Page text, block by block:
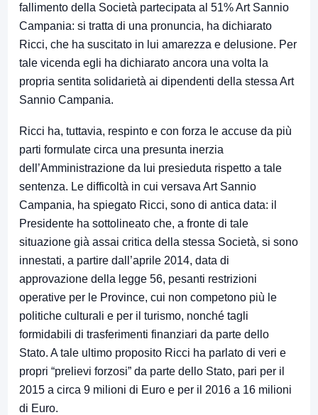
fallimento della Società partecipata al 51% Art Sannio
Campania: si tratta di una pronuncia, ha dichiarato
Ricci, che ha suscitato in lui amarezza e delusione. Per
tale vicenda egli ha dichiarato ancora una volta la
propria sentita solidarietà ai dipendenti della stessa Art
Sannio Campania.
Ricci ha, tuttavia, respinto e con forza le accuse da più
parti formulate circa una presunta inerzia
dell’Amministrazione da lui presieduta rispetto a tale
sentenza. Le difficoltà in cui versava Art Sannio
Campania, ha spiegato Ricci, sono di antica data: il
Presidente ha sottolineato che, a fronte di tale
situazione già assai critica della stessa Società, si sono
innestati, a partire dall’aprile 2014, data di
approvazione della legge 56, pesanti restrizioni
operative per le Province, cui non competono più le
politiche culturali e per il turismo, nonché tagli
formidabili di trasferimenti finanziari da parte dello
Stato. A tale ultimo proposito Ricci ha parlato di veri e
propri “prelievi forzosi” da parte dello Stato, pari per il
2015 a circa 9 milioni di Euro e per il 2016 a 16 milioni
di Euro.